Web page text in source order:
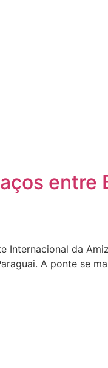
entre
Internacional da
A ponte se